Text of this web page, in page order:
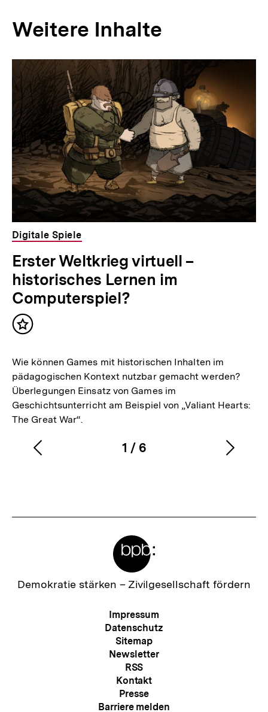
Weitere Inhalte
Inhaltskarousell
für
weitere
Inhalte
Inhaltskarussell
überspringen
Digitale Spiele
Erster Weltkrieg virtuell –
historisches Lernen im
Computerspiel?
Inhalt
Wie können Games mit historischen Inhalten im
pädagogischen Kontext nutzbar gemacht werden?
Überlegungen Einsatz von Games im
Geschichtsunterricht am Beispiel von „Valiant Hearts:
The Great War“.
Karussellinhalt
1
von
/ 6
Vorherigen
Zur
Demokratie stärken – Zivilgesellschaft fördern
Meta-
Navigation
Impressum
Datenschutz
Sitemap
Newsletter
RSS
Kontakt
Presse
Barriere melden